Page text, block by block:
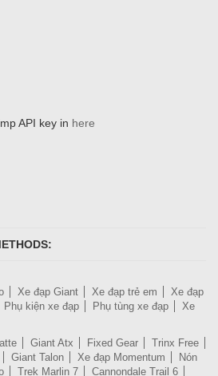
API key in here
Xe đạp Giant Xe đạp trẻ em
Xe đạp
Phụ kiện xe đạp Phụ tùng xe đạp
Xe
Giant Atx Fixed Gear
Trinx Free
Giant Talon Xe đạp Momentum
Nón
Trek Marlin 7
Cannondale Trail 6